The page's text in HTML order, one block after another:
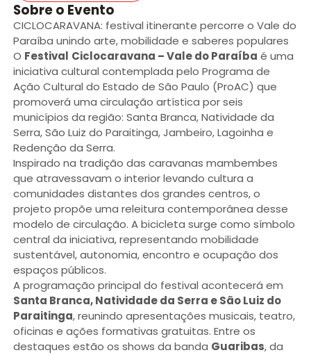
Sobre o Evento
CICLOCARAVANA: festival itinerante percorre o Vale do
Paraíba unindo arte, mobilidade e saberes populares
O Festival Ciclocaravana – Vale do Paraíba é uma
iniciativa cultural contemplada pelo Programa de
Ação Cultural do Estado de São Paulo (ProAC) que
promoverá uma circulação artística por seis
municípios da região: Santa Branca, Natividade da
Serra, São Luiz do Paraitinga, Jambeiro, Lagoinha e
Redenção da Serra.
Inspirado na tradição das caravanas mambembes
que atravessavam o interior levando cultura a
comunidades distantes dos grandes centros, o
projeto propõe uma releitura contemporânea desse
modelo de circulação. A bicicleta surge como símbolo
central da iniciativa, representando mobilidade
sustentável, autonomia, encontro e ocupação dos
espaços públicos.
A programação principal do festival acontecerá em
Santa Branca, Natividade da Serra e São Luiz do
Paraitinga, reunindo apresentações musicais, teatro,
oficinas e ações formativas gratuitas. Entre os
destaques estão os shows da banda Guaribas, da